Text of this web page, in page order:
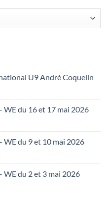
U9 André Coquelin
WE du 16 et 17 mai 2026
WE du 9 et 10 mai 2026
WE du 2 et 3 mai 2026